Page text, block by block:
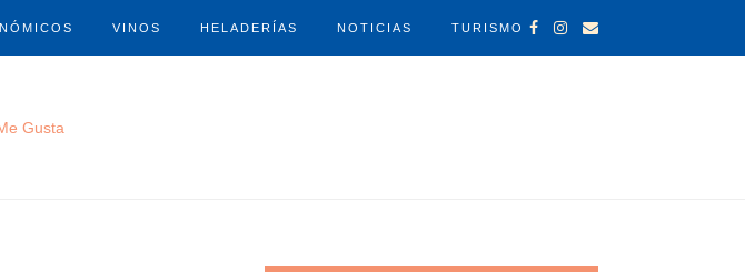
VINOS HELADERÍAS NOTICIAS TURISMO